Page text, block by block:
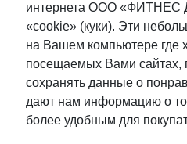
интернета ООО «ФИТНЕС
«cookie» (куки). Эти
на Вашем компьютере где
посещаемых Вами сайтах,
сохранять данные о
дают нам информацию о
более удобным для